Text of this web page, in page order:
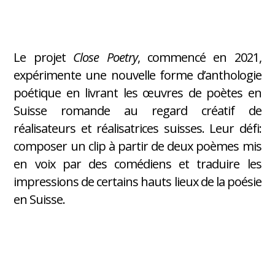
Le projet Close Poetry, commencé en 2021,
expérimente une nouvelle forme d’anthologie
poétique en livrant les œuvres de poètes en
Suisse romande au regard créatif de
réalisateurs et réalisatrices suisses. Leur défi:
composer un clip à partir de deux poèmes mis
en voix par des comédiens et traduire les
impressions de certains hauts lieux de la poésie
en Suisse.